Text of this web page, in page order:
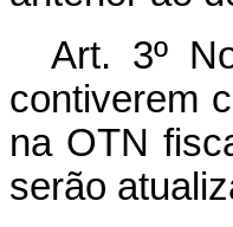
Art. 3º
contiverem
na OTN
serão